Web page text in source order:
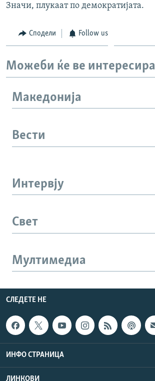
Значи, плукаат по демократијата.
Сподели Follow us
Можеби ќе ве интересира
Македонија
Вести
Интервју
Свет
Мултимедиа
СЛЕДЕТЕ НЕ
ИНФО СТРАНИЦА
ЛИНКОВИ